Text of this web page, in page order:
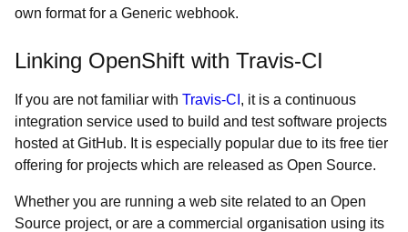
own format for a Generic webhook.
Linking OpenShift with Travis-CI
If you are not familiar with Travis-CI , it is a continuous
integration service used to build and test software projects
hosted at GitHub. It is especially popular due to its free tier
offering for projects which are released as Open Source.
Whether you are running a web site related to an Open
Source project, or are a commercial organisation using its